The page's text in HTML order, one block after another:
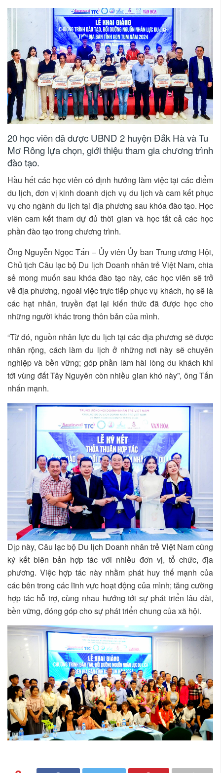
20 học viên đã được UBND 2 huyện Đắk Hà và Tu
Mơ Rông lựa chọn, giới thiệu tham gia chương trình
đào tạo.
Hầu hết các học viên có định hướng làm việc tại các điểm
du lịch, đơn vị kinh doanh dịch vụ du lịch và cam kết phục
vụ cho ngành du lịch tại địa phương sau khóa đào tạo. Học
viên cam kết tham dự đủ thời gian và học tất cả các học
phần đào tạo trong chương trình.
Ông Nguyễn Ngọc Tấn – Ủy viên Ủy ban Trung ương Hội,
Chủ tịch Câu lạc bộ Du lịch Doanh nhân trẻ Việt Nam, chia
sẻ mong muốn sau khóa đào tạo này, các học viên sẽ trở
về địa phương, ngoài việc trực tiếp phục vụ khách, họ sẽ là
các hạt nhân, truyền đạt lại kiến thức đã được học cho
những người khác trong thôn bản của mình.
“Từ đó, nguồn nhân lực du lịch tại các địa phương sẽ được
nhân rộng, cách làm du lịch ở những nơi này sẽ chuyên
nghiệp và bền vững; góp phần làm hài lòng du khách khi
tới vùng đất Tây Nguyên còn nhiều gian khó này”, ông Tấn
nhấn mạnh.
Dịp này, Câu lạc bộ Du lịch Doanh nhân trẻ Việt Nam cũng
ký kết biên bản hợp tác với nhiều đơn vị, tổ chức, địa
phương. Việc hợp tác này nhằm phát huy thế mạnh của
các bên trong các lĩnh vực hoạt động của mình; tăng cường
hợp tác hỗ trợ, cùng nhau hướng tới sự phát triển lâu dài,
bền vững, đóng góp cho sự phát triển chung của xã hội.